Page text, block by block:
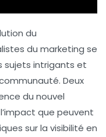
du
du marketing se
sujets intrigants et
Deux
du nouvel
que peuvent
sur la visibilité en